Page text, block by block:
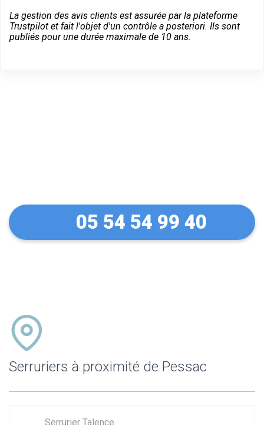
La gestion des avis clients est assurée par la plateforme
Trustpilot et fait l'objet d'un contrôle a posteriori. Ils sont
publiés pour une durée maximale de 10 ans.
05 54 54 99 40
Serruriers à proximité de Pessac
Serrurier Talence